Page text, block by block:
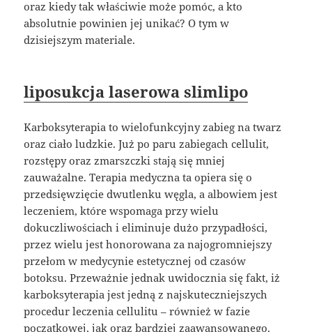
oraz kiedy tak właściwie może pomóc, a kto
absolutnie powinien jej unikać? O tym w
dzisiejszym materiale.
liposukcja laserowa slimlipo
Karboksyterapia to wielofunkcyjny zabieg na twarz
oraz ciało ludzkie. Już po paru zabiegach cellulit,
rozstępy oraz zmarszczki stają się mniej
zauważalne. Terapia medyczna ta opiera się o
przedsięwzięcie dwutlenku węgla, a albowiem jest
leczeniem, które wspomaga przy wielu
dokuczliwościach i eliminuje dużo przypadłości,
przez wielu jest honorowana za najogromniejszy
przełom w medycynie estetycznej od czasów
botoksu. Przeważnie jednak uwidocznia się fakt, iż
karboksyterapia jest jedną z najskuteczniejszych
procedur leczenia cellulitu – również w fazie
początkowej, jak oraz bardziej zaawansowanego.